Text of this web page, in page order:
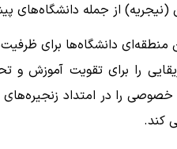
(نیجریه) از جمله دانشگاه‌های
۴۰ کشور آفریقایی را برای
را در امتداد
کند.